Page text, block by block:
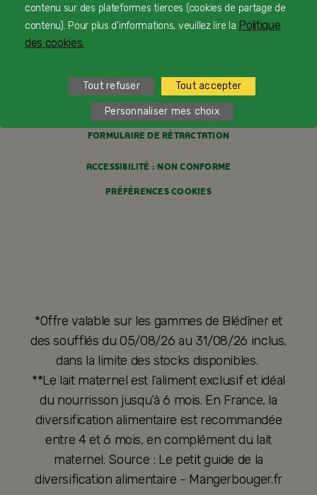
MENTIONS LÉGALES
CONDITIONS GÉNÉRALES DE VENTE
FORMULAIRE DE RÉTRACTATION
ACCESSIBILITÉ : NON CONFORME
PRÉFÉRENCES COOKIES
*Offre valable sur les gammes de Blédîner et
des soufflés du 05/08/26 au 31/08/26 inclus,
dans la limite des stocks disponibles.
**Le lait maternel est l’aliment exclusif et idéal
du nourrisson jusqu’à 6 mois. En France, la
diversification alimentaire est recommandée
entre 4 et 6 mois, en complément du lait
maternel. Source : Le petit guide de la
diversification alimentaire - Mangerbouger.fr
contenu sur des plateformes tierces (cookies de partage de
contenu). Pour plus d'informations, veuillez lire la Politique
des cookies.
Tout refuser Tout accepter
Personnaliser mes choix